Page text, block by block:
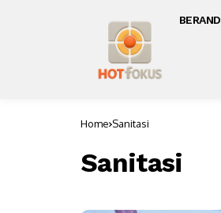
Home Sanitasi
Sanitasi